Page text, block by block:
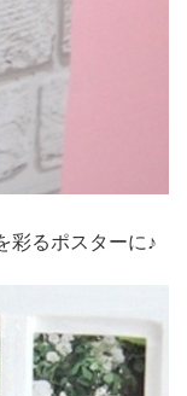
彩るポスターに♪